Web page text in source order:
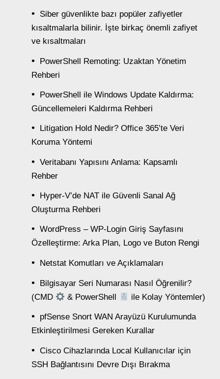
Siber güvenlikte bazı popüler zafiyetler
kısaltmalarla bilinir. İşte birkaç önemli zafiyet
ve kısaltmaları
PowerShell Remoting: Uzaktan Yönetim
Rehberi
PowerShell ile Windows Update Kaldırma:
Güncellemeleri Kaldırma Rehberi
Litigation Hold Nedir? Office 365’te Veri
Koruma Yöntemi
Veritabanı Yapısını Anlama: Kapsamlı
Rehber
Hyper-V’de NAT ile Güvenli Sanal Ağ
Oluşturma Rehberi
WordPress – WP-Login Giriş Sayfasını
Özelleştirme: Arka Plan, Logo ve Buton Rengi
Netstat Komutları ve Açıklamaları
Bilgisayar Seri Numarası Nasıl Öğrenilir?
(CMD
& PowerShell ile Kolay Yöntemler)
pfSense Snort WAN Arayüzü Kurulumunda
Etkinleştirilmesi Gereken Kurallar
Cisco Cihazlarında Local Kullanıcılar için
SSH Bağlantısını Devre Dışı Bırakma